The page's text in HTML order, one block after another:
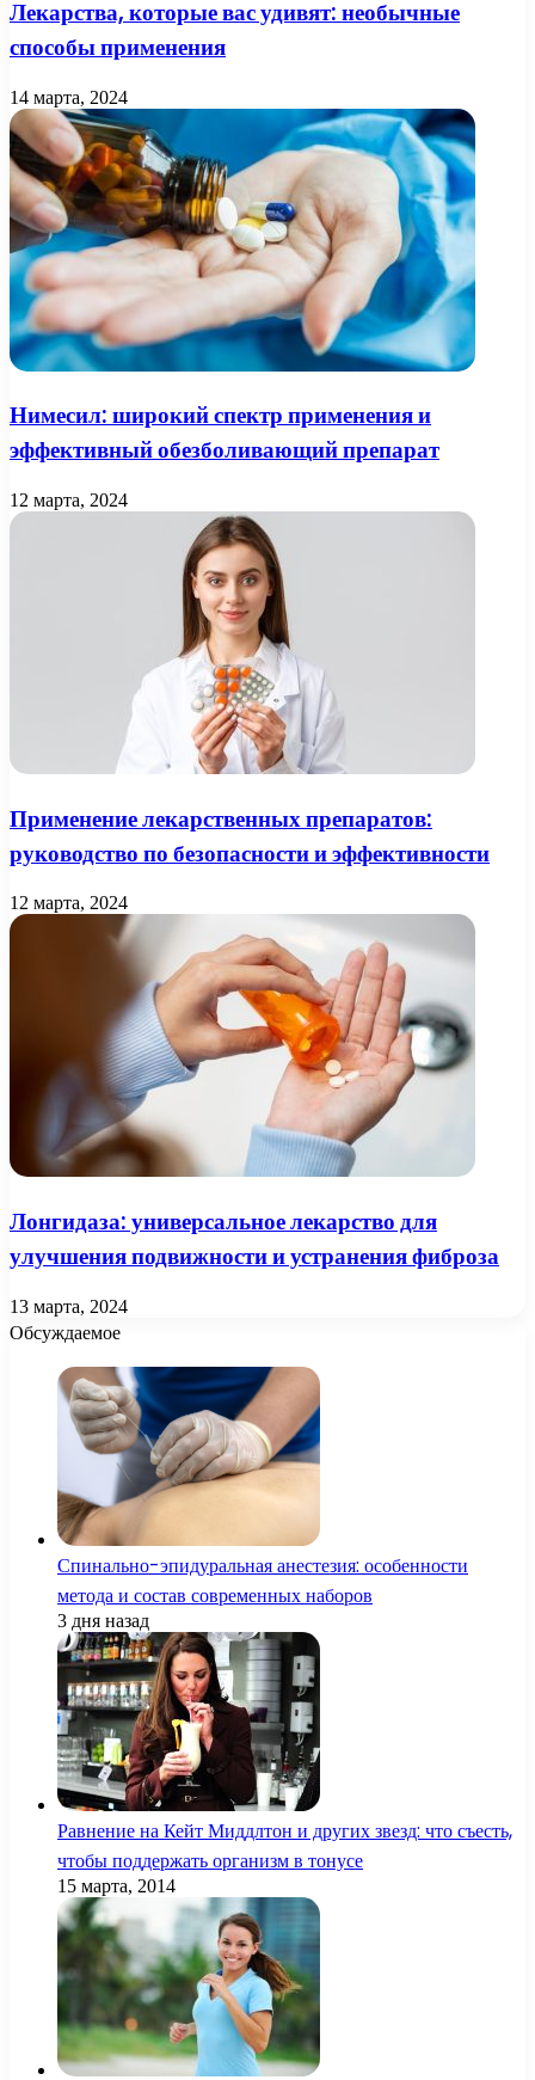
Лекарства, которые вас удивят: необычные
способы применения
14 марта, 2024
Нимесил: широкий спектр применения и
эффективный обезболивающий препарат
12 марта, 2024
Применение лекарственных препаратов:
руководство по безопасности и эффективности
12 марта, 2024
Лонгидаза: универсальное лекарство для
улучшения подвижности и устранения фиброза
13 марта, 2024
Обсуждаемое
Спинально-эпидуральная анестезия: особенности
метода и состав современных наборов
3 дня назад
Равнение на Кейт Миддлтон и других звезд: что съесть,
чтобы поддержать организм в тонусе
15 марта, 2014